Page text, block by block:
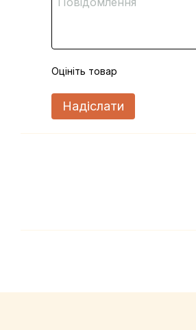
Оцініть товар
Надіслати